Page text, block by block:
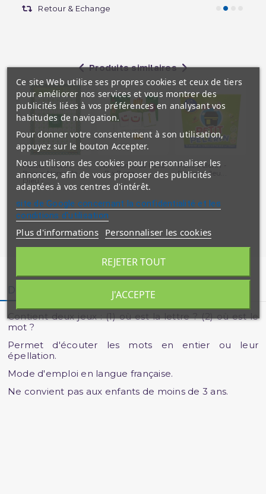
Retour & Echange
Produits similaires
Poster : Les 99
Beaux Noms de
Dieu -...
Alif Mémo 56 Pces
- 7 x 7 cm -...
Petit Pèlerin -
Premier Jeu...
Description Détails du produit
Contient deux jeux : (1) où est la lettre ? (2) où est le
mot ?
Permet d'écouter les mots en entier ou leur
épellation.
Mode d'emploi en langue française.
Ne convient pas aux enfants de moins de 3 ans.
Ce site Web utilise ses propres cookies et ceux de tiers
pour améliorer nos services et vous montrer des
publicités liées à vos préférences en analysant vos
habitudes de navigation.
Pour donner votre consentement à son utilisation,
appuyez sur le bouton Accepter.
Nous utilisons des cookies pour personnaliser les
annonces, afin de vous proposer des publicités
adaptées à vos centres d'intérêt.
site de Google concernant la confidentialité et les
conditions d'utilisation
Plus d'informations Personnaliser les cookies
REJETER TOUT
J'ACCEPTE